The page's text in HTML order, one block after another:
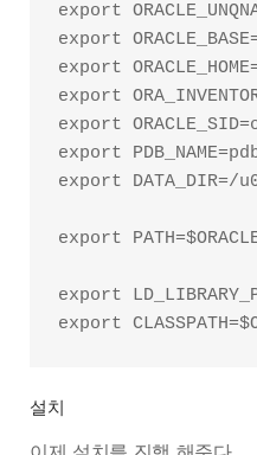
export
export
export
export
export
export
export DATA_DIR=/
export
export
설치